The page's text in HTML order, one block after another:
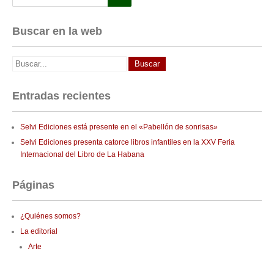
Buscar en la web
Entradas recientes
Selvi Ediciones está presente en el «Pabellón de sonrisas»
Selvi Ediciones presenta catorce libros infantiles en la XXV Feria
Internacional del Libro de La Habana
Páginas
¿Quiénes somos?
La editorial
Arte